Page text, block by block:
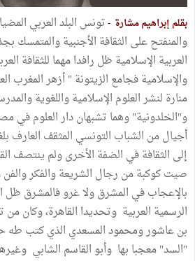
بقلم إبراهيم مشارة -تونس البلد العربي
والمنفتح على الثقافة الأجنبية والمتمسك
العربية الإسلامية ظل رافدا مهما للثقافة
والإسلامية فجامع الزيتونة " أزهر المغرب
منارة لنشر العلوم الإسلامية واللغوية
و"الخلدونية" وهما تشبهان دار العلوم في
أجيال من الشباب التونسي المثقف العارف
إلى الثقافة في الضفة الأخرى ولم ينتصف
صيت كوكبة من رجال الشريعة والفكر
بالإعجاب في المشرق ولا غرو فالمشرق ظل
الرسمية العربية وتحديدا القاهرة، وكان
بن عاشور ومحمود المسعدي الذي كتب طه
"السد" معجبا بها وأبو القاسم الشابي